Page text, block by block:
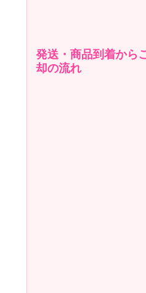
発送・商品到着から
却の流れ